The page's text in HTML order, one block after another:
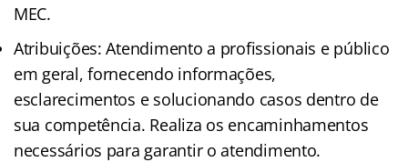
MEC.
Atribuições: Atendimento a profissionais e público
em geral, fornecendo informações,
esclarecimentos e solucionando casos dentro de
sua competência. Realiza os encaminhamentos
necessários para garantir o atendimento.